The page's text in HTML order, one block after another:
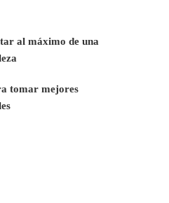
al máximo de una
tomar mejores